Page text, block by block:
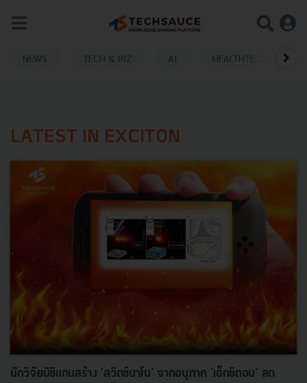
NEWS TECH & BIZ AI HEALTHTECH
LATEST IN EXCITON
นักวิจัยมิชิแกนสร้าง 'สวิตช์นาโน' จากอนุภาค 'เอ็กซิตอน' ลด